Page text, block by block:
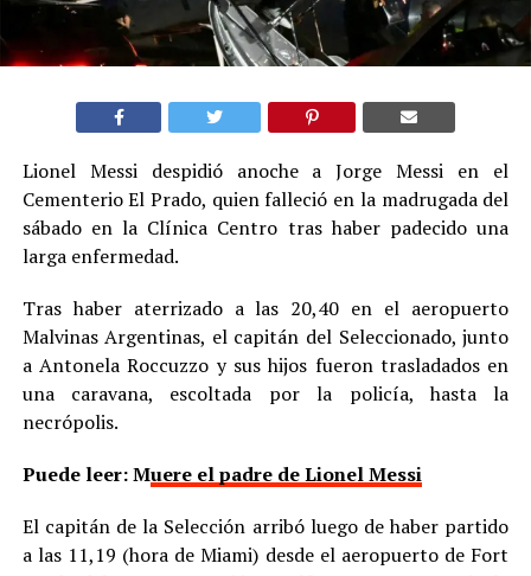
Lionel Messi despidió anoche a Jorge Messi en el
Cementerio El Prado, quien falleció en la madrugada del
sábado en la Clínica Centro tras haber padecido una
larga enfermedad.
Tras haber aterrizado a las 20,40 en el aeropuerto
Malvinas Argentinas, el capitán del Seleccionado, junto
a Antonela Roccuzzo y sus hijos fueron trasladados en
una caravana, escoltada por la policía, hasta la
necrópolis.
Puede leer: Muere el padre de Lionel Messi
El capitán de la Selección arribó luego de haber partido
a las 11,19 (hora de Miami) desde el aeropuerto de Fort